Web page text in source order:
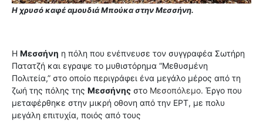
Η χρυσό καφέ αμουδιά Μπούκα στην Μεσσήνη.
Η Μεσσήνη η πόλη που ενέπνευσε τον συγγραφέα Σωτήρη
Πατατζή και εγραψε το μυθιστόρημα “Μεθυσμένη
Πολιτεία,” στο οποίο περιγράφει ένα μεγάλο μέρος από τη
ζωή της πόλης της Μεσσήνης στο Μεσοπόλεμο. Έργο που
μεταφέρθηκε στην μικρή οθονη από την ΕΡΤ, με πολυ
μεγάλη επιτυχία, ποιός από τους